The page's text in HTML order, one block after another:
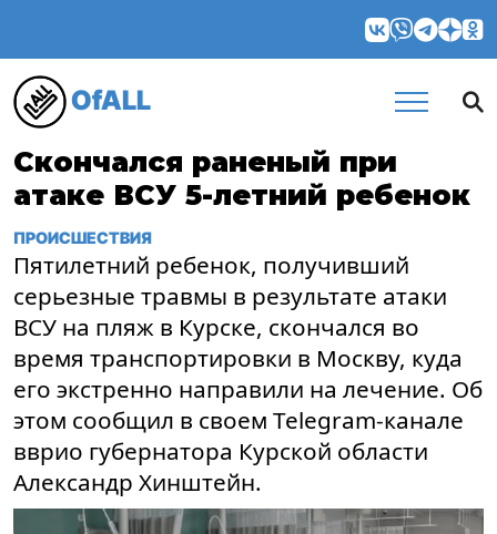
OfALL
Скончался раненый при
атаке ВСУ 5-летний ребенок
ПРОИСШЕСТВИЯ
Пятилетний ребенок, получивший
серьезные травмы в результате атаки
ВСУ на пляж в Курске, скончался во
время транспортировки в Москву, куда
его экстренно направили на лечение. Об
этом сообщил в своем Telegram-канале
вврио губернатора Курской области
Александр Хинштейн.